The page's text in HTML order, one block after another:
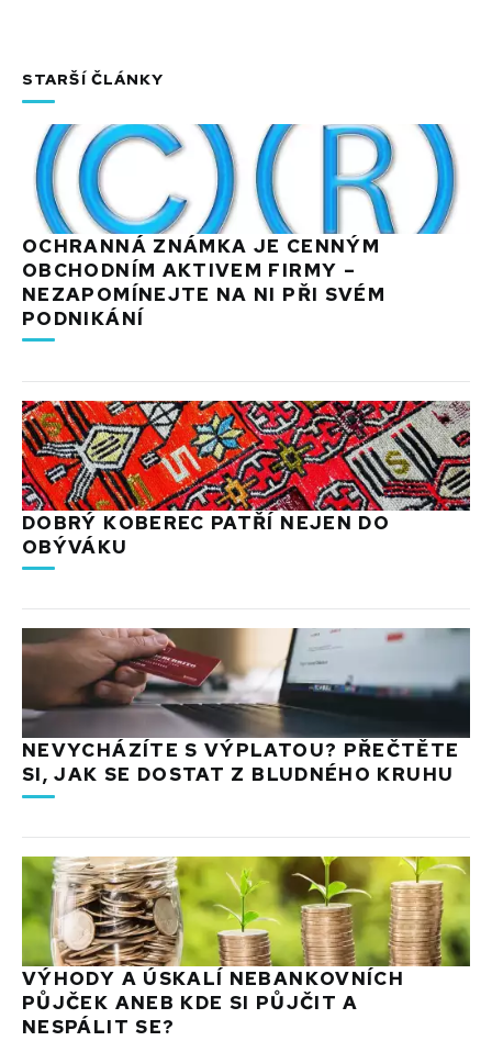
STARŠÍ ČLÁNKY
OCHRANNÁ ZNÁMKA JE CENNÝM
OBCHODNÍM AKTIVEM FIRMY –
NEZAPOMÍNEJTE NA NI PŘI SVÉM
PODNIKÁNÍ
DOBRÝ KOBEREC PATŘÍ NEJEN DO
OBÝVÁKU
NEVYCHÁZÍTE S VÝPLATOU? PŘEČTĚTE
SI, JAK SE DOSTAT Z BLUDNÉHO KRUHU
VÝHODY A ÚSKALÍ NEBANKOVNÍCH
PŮJČEK ANEB KDE SI PŮJČIT A
NESPÁLIT SE?